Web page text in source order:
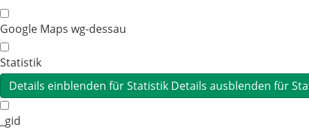
Google Maps wg-dessau
Statistik
Details einblenden für Statistik Details ausblenden für
_gid